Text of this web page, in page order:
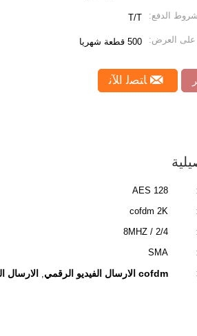
شروط الدفع: T/T
على العرض: 500 قطعة شهريا
ﺎﺘﺼﻟ ﺍﻶﻧ
AES 128
cofdm 2K
2/4 / 8MHZ
SMA
cofdm الارسال الفيديو الرقمي , الارسال